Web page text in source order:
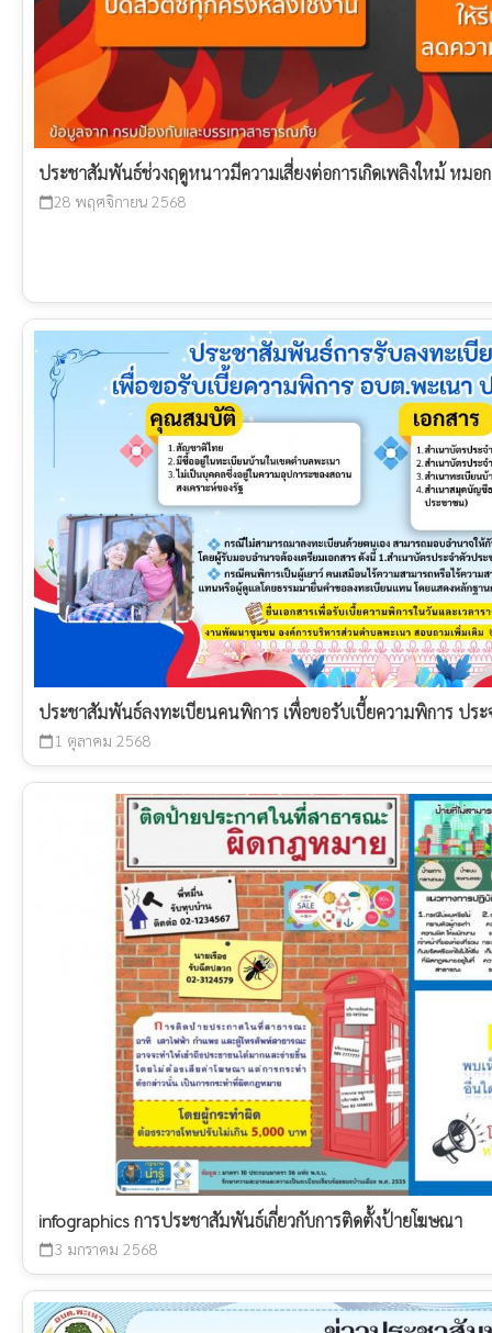
ประชาสัมพันธ์ช่วงฤดูหนาวมีความเสี่ยงต่อการเกิดเพลิงใหม้ หม
calendar_today28 พฤศจิกายน 2568
ประชาสัมพันธ์ลงทะเบียนคนพิการ เพื่อขอรับเบี้ยความพิการ ปร
calendar_today 1 ตุลาคม 2568
infographics การประชาสัมพันธ์เกี่ยวกับการติดตั้งป้ายโฆษณา
calendar_today 3 มกราคม 2568